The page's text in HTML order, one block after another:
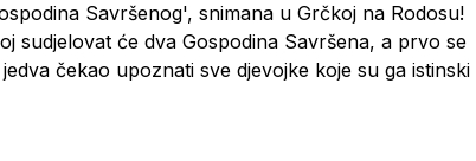
Savršenog', snimana u Grčkoj na Rodosu!
sudjelovat će dva Gospodina Savršena, a prvo se
čekao upoznati sve djevojke koje su ga istinski